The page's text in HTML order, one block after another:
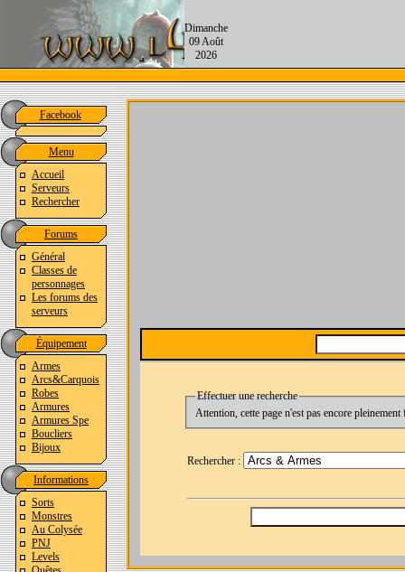
Dimanche
09 Août
2026
Facebook
Menu
Accueil
Serveurs
Rechercher
Forums
Général
Classes de
personnages
Les forums des
serveurs
Équipement
Armes
Arcs&Carquois
Robes
Armures
Armures Spe
Boucliers
Bijoux
Informations
Sorts
Monstres
Au Colysée
PNJ
Levels
Effectuer une recherche
Rechercher :